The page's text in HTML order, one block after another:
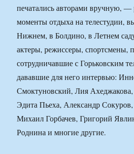
печатались авторами вручную,
моменты отдыха на телестудии,
Нижнем, в Болдино, в Летнем
актеры, режиссеры, спортсмены,
сотрудничавшие с Горьковским
дававшие для него интервью:
Смоктуновский, Лия
Эдита Пьеха, Александр
Михаил Горбачев, Григорий
Роднина и многие другие.